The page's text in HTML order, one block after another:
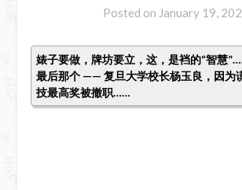
Posted on January 19,
婊子要做，牌坊要立，这，是裆的“智慧
最后那个 —— 复旦大学校长杨玉良，因为
技最高奖被撤职……